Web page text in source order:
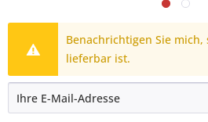
Benachrichtigen Sie
lieferbar ist.